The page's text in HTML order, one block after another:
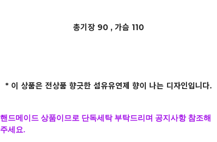
총기장 90 , 가슴 110
* 이 상품은 전상품 향긋한 섬유유연제 향이 나는 디자인입니다.
핸드메이드 상품이므로 단독세탁 부탁드리며 공지사항 참조해
주세요.